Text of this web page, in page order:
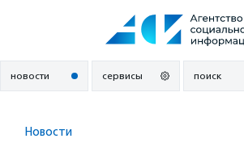
новости сервисы поиск
Новости